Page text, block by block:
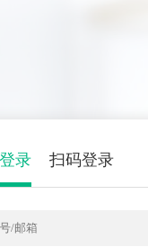
录 扫码登录